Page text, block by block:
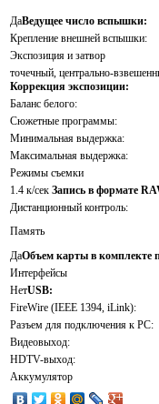
ДаВедущее число вспышки:
Крепление внешней вспышки:
Экспозиция и затвор
точечный, центрально-
Коррекция экспозиции:
Баланс белого:
Сюжетные программы:
Минимальная выдержка:
Максимальная выдержка:
Режимы съемки
1.4 к/сек Запись в формате
Дистанционный контроль:
Память
ДаОбъем карты в комплекте
Интерфейсы
НетUSB:
FireWire (IEEE 1394, iLink):
Разъем для подключения к PC:
Видеовыход:
HDTV-выход:
Аккумулятор